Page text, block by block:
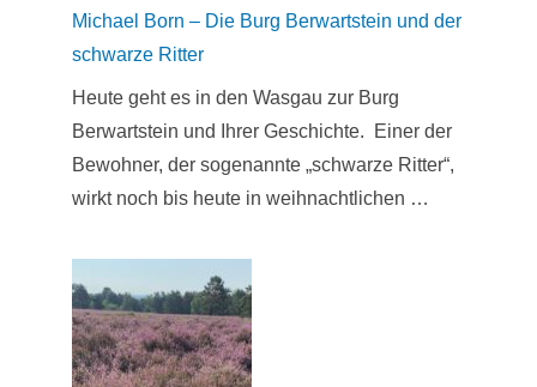
Michael Born – Die Burg Berwartstein und der
schwarze Ritter
Heute geht es in den Wasgau zur Burg
Berwartstein und Ihrer Geschichte. Einer der
Bewohner, der sogenannte „schwarze Ritter“,
wirkt noch bis heute in weihnachtlichen …